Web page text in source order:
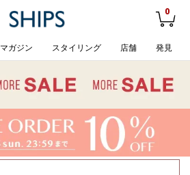
0
マガジン スタイリング 店舗 発見